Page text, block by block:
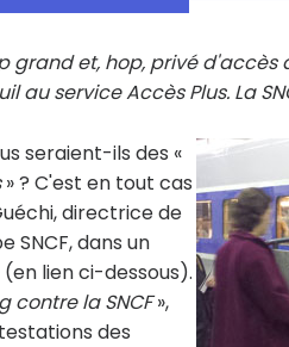
grand et, hop, privé
au service Accès Plus. La
seraient-ils des «
» ? C'est en tout cas
directrice de
SNCF, dans un
lien ci-dessous).
contre la SNCF»,
des